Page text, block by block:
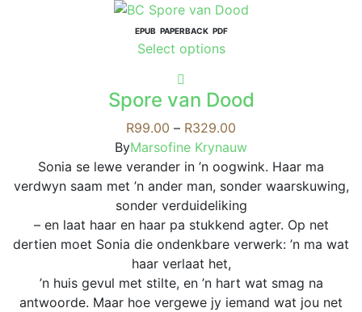
multiple
variants.
The
may
be
chosen
on
the
product
page
EPUB PAPERBACK PDF
Select optionsThis
multiple
variants.
The
options
may
be
chosen
on
the
product
page
Spore van Dood
R99.00 – R329.00
range:
R99.00
through
R329.00
ByMarsofine Krynauw
Sonia se lewe verander in ’n oogwink. Haar ma
verdwyn saam met ’n ander man, sonder waarskuwing,
sonder verduideliking
– en laat haar en haar pa stukkend agter. Op net
dertien moet Sonia die ondenkbare verwerk: ’n ma wat
haar verlaat het,
’n huis gevul met stilte, en ’n hart wat smag na
antwoorde. Maar hoe vergewe jy iemand wat jou net